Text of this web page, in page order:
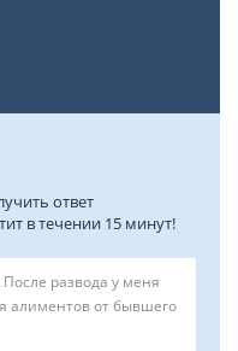
ответ
в течении 15 минут!